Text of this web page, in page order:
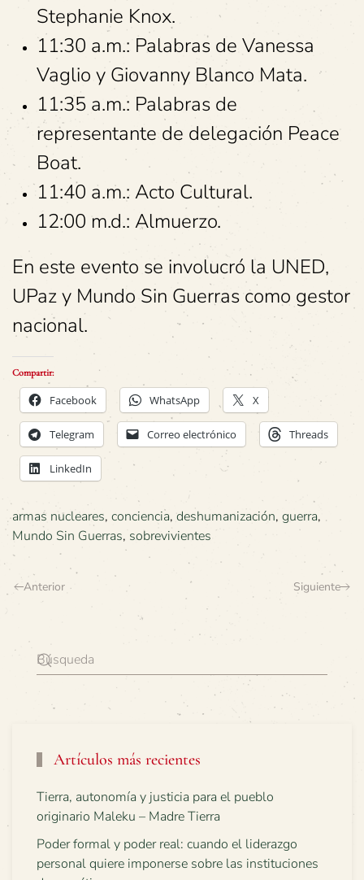
Stephanie Knox.
11:30 a.m.: Palabras de Vanessa
Vaglio y Giovanny Blanco Mata.
11:35 a.m.: Palabras de
representante de delegación Peace
Boat.
11:40 a.m.: Acto Cultural.
12:00 m.d.: Almuerzo.
En este evento se involucró la UNED,
UPaz y Mundo Sin Guerras como gestor
nacional.
Compartir:
Facebook WhatsApp X
Telegram Correo electrónico Threads
LinkedIn
armas nucleares, conciencia, deshumanización, guerra,
Mundo Sin Guerras, sobrevivientes
Anterior Siguiente
Artículos más recientes
Tierra, autonomía y justicia para el pueblo
originario Maleku – Madre Tierra
Poder formal y poder real: cuando el liderazgo
personal quiere imponerse sobre las instituciones